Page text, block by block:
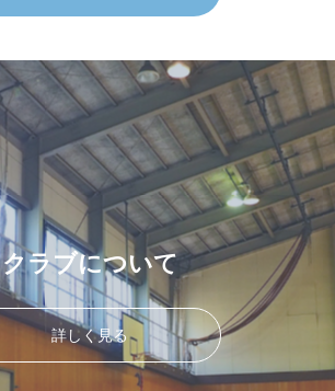
クラブについて
詳しく見る